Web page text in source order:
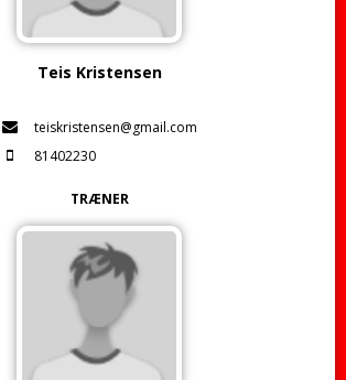
Teis Kristensen
teiskristensen@gmail.com
81402230
TRÆNER